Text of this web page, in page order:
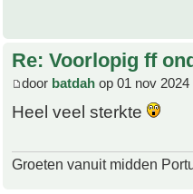
Re: Voorlopig ff
door batdah op 01 nov 2024
Heel veel sterkte
Groeten vanuit midden